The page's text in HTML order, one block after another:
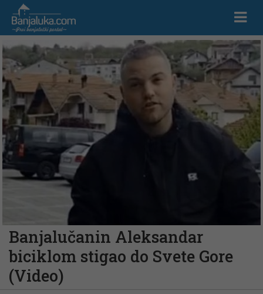
Banjalučanin Aleksandar
biciklom stigao do Svete Gore
(Video)